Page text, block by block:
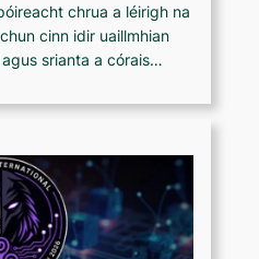
chrua a léirigh na
cinn idir uaillmhian
srianta a córais…